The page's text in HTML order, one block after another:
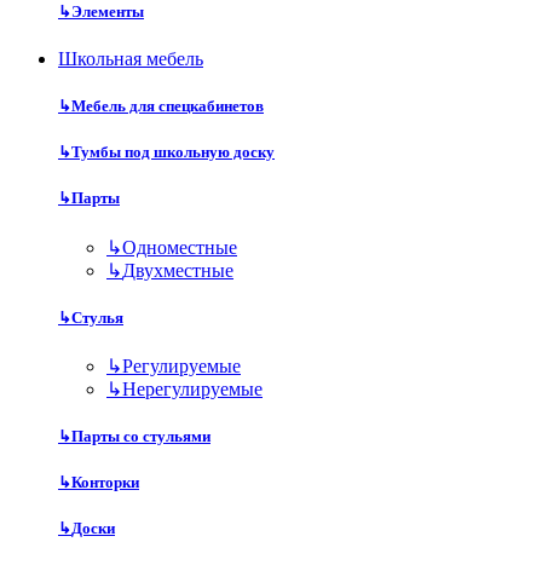
↳Элементы
Школьная мебель
↳Мебель для спецкабинетов
↳Тумбы под школьную доску
↳Парты
↳Одноместные
↳Двухместные
↳Стулья
↳Регулируемые
↳Нерегулируемые
↳Парты со стульями
↳Конторки
↳Доски